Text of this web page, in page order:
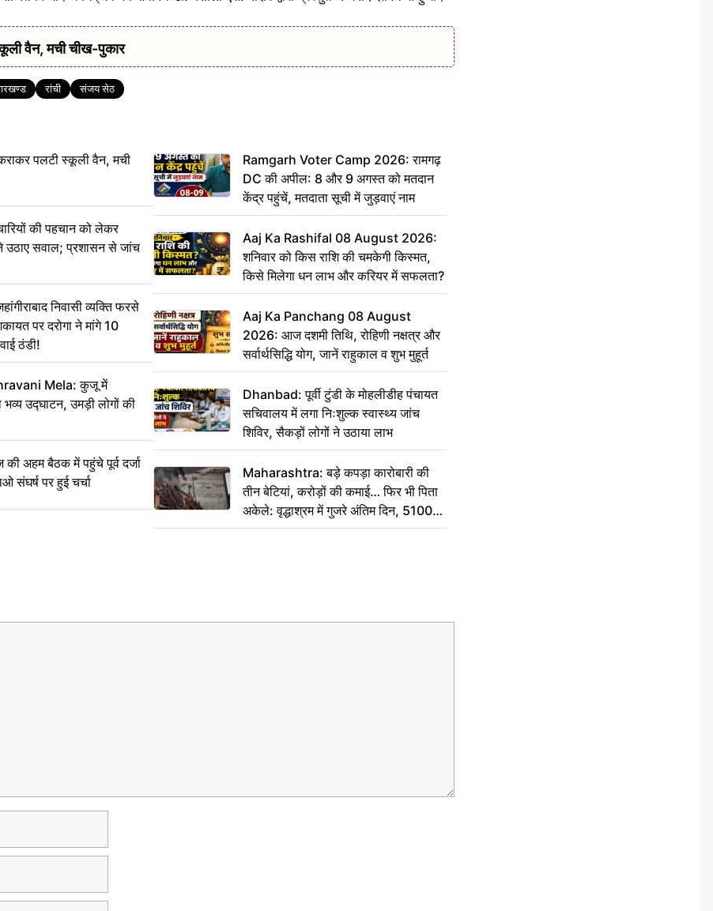
वैन, मची चीख-पुकार
रांची संजय सेठ
पलटी स्कूली वैन, मची
की पहचान को लेकर
उठाए सवाल; प्रशासन से जांच
निवासी व्यक्ति फरसे
पर दरोगा ने मांगे 10
ठंडी!
Mela: कुजू में
उद्घाटन, उमड़ी लोगों की
अहम बैठक में पहुंचे पूर्व दर्जा
संघर्ष पर हुई चर्चा
Ramgarh Voter Camp 2026: रामगढ़
DC की अपील: 8 और 9 अगस्त को मतदान
केंद्र पहुंचें, मतदाता सूची में जुड़वाएं नाम
Aaj Ka Rashifal 08 August 2026:
शनिवार को किस राशि की चमकेगी किस्मत,
किसे मिलेगा धन लाभ और करियर में सफलता?
Aaj Ka Panchang 08 August
2026: आज दशमी तिथि, रोहिणी नक्षत्र और
सर्वार्थसिद्धि योग, जानें राहुकाल व शुभ मुहूर्त
Dhanbad: पूर्वी टुंडी के मोहलीडीह पंचायत
सचिवालय में लगा निःशुल्क स्वास्थ्य जांच
शिविर, सैकड़ों लोगों ने उठाया लाभ
Maharashtra: बड़े कपड़ा कारोबारी की
तीन बेटियां, करोड़ों की कमाई… फिर भी पिता
अकेले: वृद्धाश्रम में गुजरे अंतिम दिन, 5100
रुपये भेजकर कहा– अंतिम संस्कार कर दीजिए